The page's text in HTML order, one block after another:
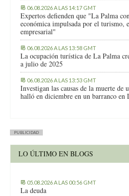
06.08.2026 A LAS 14:17 GMT
Expertos defienden que "La Palma
económica impulsada por el turismo,
empresarial"
06.08.2026 A LAS 13:58 GMT
La ocupación turística de La Palma
a julio de 2025
06.08.2026 A LAS 13:53 GMT
Investigan las causas de la muerte de
halló en diciembre en un barranco en
PUBLICIDAD
LO ÚLTIMO EN BLOGS
05.08.2026 A LAS 00:56 GMT
La deuda